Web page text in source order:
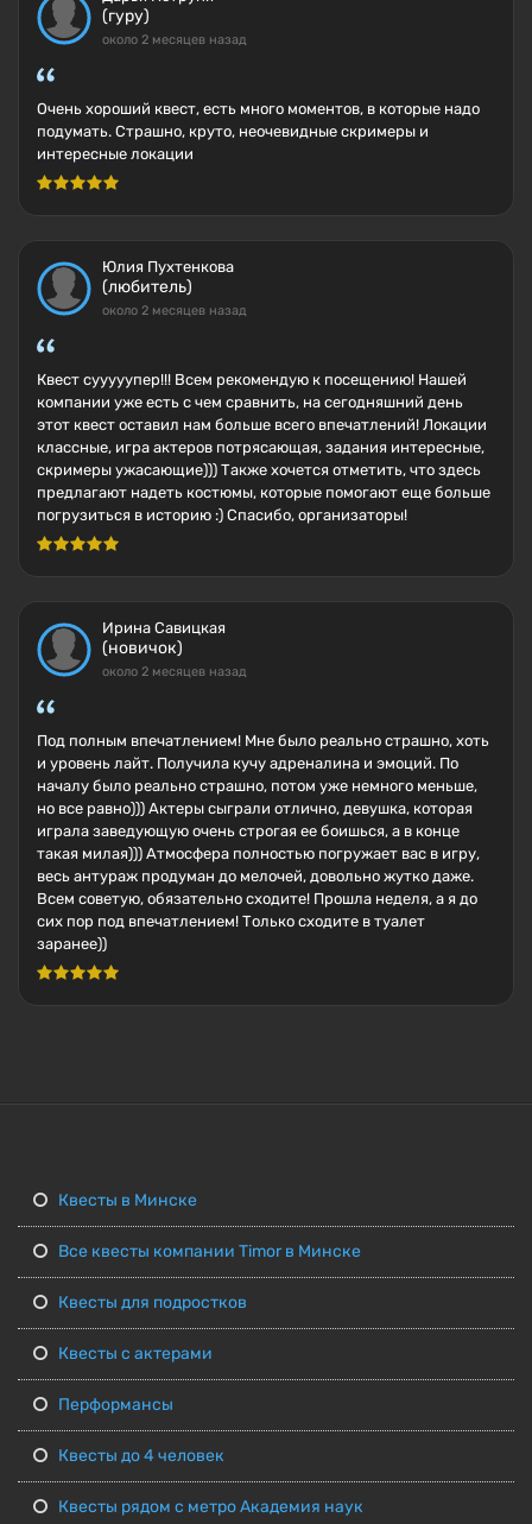
(гуру)
около 2 месяцев назад
Очень хороший квест, есть много моментов, в которые надо
подумать. Страшно, круто, неочевидные скримеры и
интересные локации
Юлия Пухтенкова
(любитель)
около 2 месяцев назад
Квест сууууупер!!! Всем рекомендую к посещению! Нашей
компании уже есть с чем сравнить, на сегодняшний день
этот квест оставил нам больше всего впечатлений! Локации
классные, игра актеров потрясающая, задания интересные,
скримеры ужасающие))) Также хочется отметить, что здесь
предлагают надеть костюмы, которые помогают еще больше
погрузиться в историю :) Спасибо, организаторы!
Ирина Савицкая
(новичок)
около 2 месяцев назад
Под полным впечатлением! Мне было реально страшно, хоть
и уровень лайт. Получила кучу адреналина и эмоций. По
началу было реально страшно, потом уже немного меньше,
но все равно))) Актеры сыграли отлично, девушка, которая
играла заведующую очень строгая ее боишься, а в конце
такая милая))) Атмосфера полностью погружает вас в игру,
весь антураж продуман до мелочей, довольно жутко даже.
Всем советую, обязательно сходите! Прошла неделя, а я до
сих пор под впечатлением! Только сходите в туалет
заранее))
Квесты в Минске
Все квесты компании Timor в Минске
Квесты для подростков
Квесты с актерами
Перформансы
Квесты до 4 человек
Квесты рядом с метро Академия наук